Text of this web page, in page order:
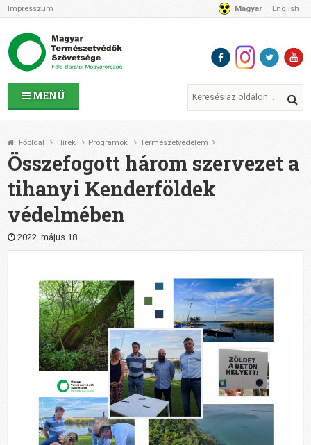
MENÜ
Impresszum Magyar English
Az MTVSZ-ről
Programok
MTVSZ ügyek és események
Tagszervezetek
Támogatóink
CSATLAKOZZ hozzánk!
Elérhetőségeink
1%
Segítsd a munkánkat!
Főoldal Hírek Programok Természetvédelem
Összefogott három szervezet a
tihanyi Kenderföldek
védelmében
2022. május 18.